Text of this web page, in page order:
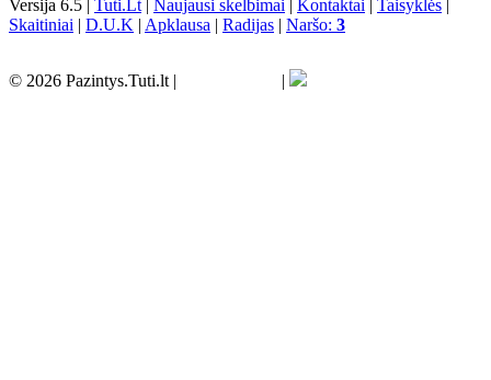
Versija 6.5 | Tuti.Lt | Naujausi skelbimai | Kontaktai | Taisyklės |
Skaitiniai | D.U.K | Apklausa | Radijas | Naršo: 3
© 2026 Pazintys.Tuti.lt | |